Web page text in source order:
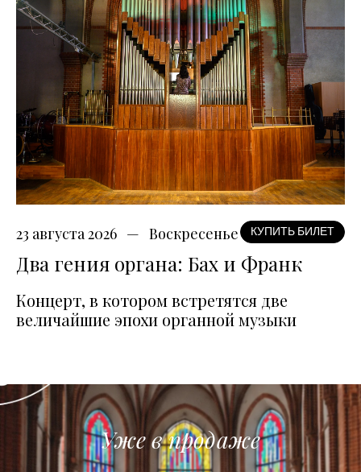
23 августа 2026 Воскресенье КУПИТЬ БИЛЕТ
Два гения органа: Бах и Франк
Концерт, в котором встретятся две
величайшие эпохи органной музыки
Уже в продаже